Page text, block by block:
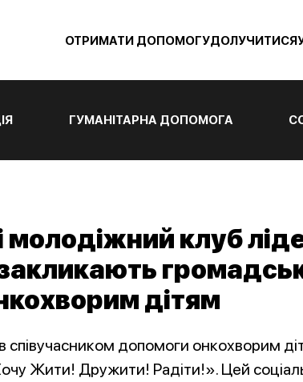
ОТРИМАТИ ДОПОМОГУДОЛУЧИТИСЯ
ГУМАНІТАРНА ДОПОМОГА
молодіжний клуб
дітям
співучасником допомоги онкохворим
Жити! Дружити! Радіти!». Цей